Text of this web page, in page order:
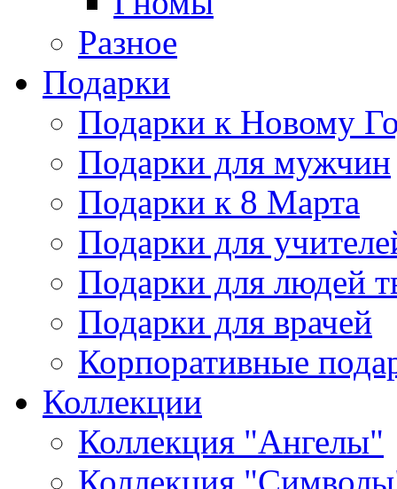
Разное
Подарки
Подарки к Новому
Подарки для мужчин
Подарки к 8 Марта
Подарки для
Подарки для людей
Подарки для врачей
Корпоративные
Коллекции
Коллекция "Ангелы"
Коллекция